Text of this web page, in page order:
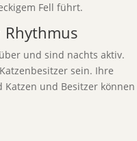
Fell führt.
Rhythmus
und sind nachts aktiv.
sein. Ihre
und Besitzer können